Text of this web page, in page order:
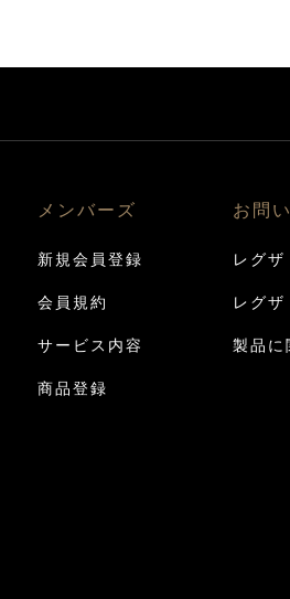
メンバーズ
新規会員登録
会員規約
サービス内容
商品登録
お問
レグ
レグ
製品に